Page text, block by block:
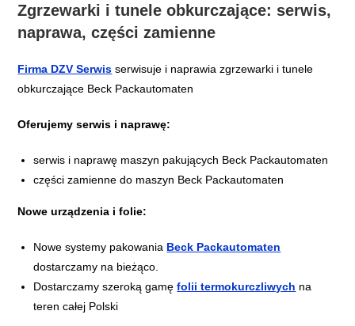
Zgrzewarki i tunele obkurczające: serwis,
naprawa, części zamienne
Firma DZV Serwis serwisuje i naprawia zgrzewarki i tunele
obkurczające Beck Packautomaten
Oferujemy serwis i naprawę:
serwis i naprawę maszyn pakujących Beck Packautomaten
części zamienne do maszyn Beck Packautomaten
Nowe urządzenia i folie:
Nowe systemy pakowania Beck Packautomaten
dostarczamy na bieżąco.
Dostarczamy szeroką gamęfolii termokurczliwych na
teren całej Polski